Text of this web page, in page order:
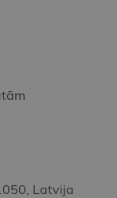
Latvija